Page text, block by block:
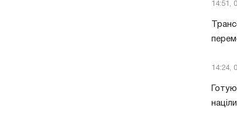
14:51,
14:24,